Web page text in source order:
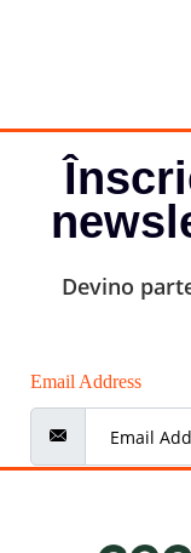
Devino
Email Address